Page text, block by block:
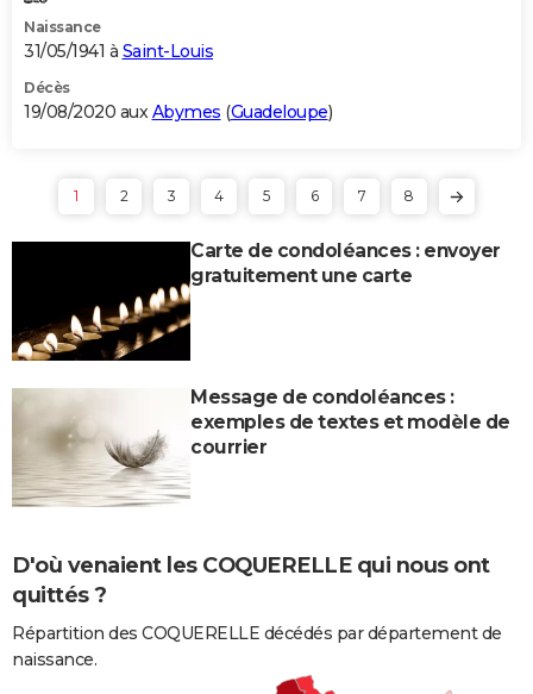
Naissance
31/05/1941 à Saint-Louis
Décès
19/08/2020 aux Abymes (Guadeloupe)
1 2 3 4 5 6 7 8
Carte de condoléances : envoyer
gratuitement une carte
Message de condoléances :
exemples de textes et modèle de
courrier
D'où venaient les COQUERELLE qui nous ont
quittés ?
Répartition des COQUERELLE décédés par département de
naissance.